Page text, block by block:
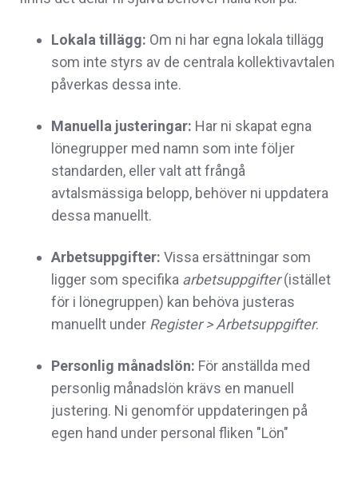
Lokala tillägg: Om ni har egna lokala tillägg
som inte styrs av de centrala kollektivavtalen
påverkas dessa inte.
Manuella justeringar: Har ni skapat egna
lönegrupper med namn som inte följer
standarden, eller valt att frångå
avtalsmässiga belopp, behöver ni uppdatera
dessa manuellt.
Arbetsuppgifter: Vissa ersättningar som
ligger som specifika arbetsuppgifter(istället
för i lönegruppen) kan behöva justeras
manuellt under Register > Arbetsuppgifter.
Personlig månadslön: För anställda med
personlig månadslön krävs en manuell
justering. Ni genomför uppdateringen på
egen hand under personal fliken "Lön"